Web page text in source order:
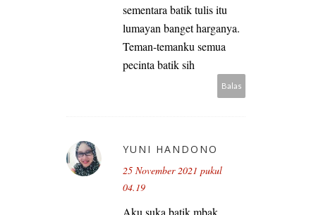
sementara batik tulis itu
lumayan banget harganya.
Teman-temanku semua
pecinta batik sih
Balas
YUNI HANDONO
25 November 2021 pukul
04.19
Aku suka batik mbak